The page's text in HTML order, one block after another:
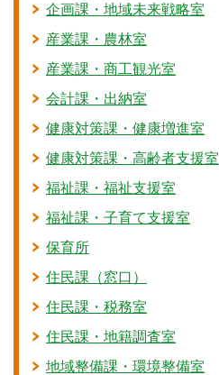
企画課・地域未来戦略室
産業課・農林室
産業課・商工観光室
会計課・出納室
健康対策課・健康増進室
健康対策課・高齢者支援室
福祉課・福祉支援室
福祉課・子育て支援室
保育所
住民課（窓口）
住民課・税務室
住民課・地籍調査室
地域整備課・環境整備室